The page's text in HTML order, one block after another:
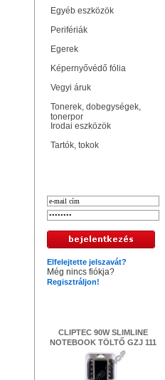
Egyéb eszközök
Perifériák
Egerek
Képernyővédő fólia
Vegyi áruk
Tonerek, dobegységek,
tonerpor
Irodai eszközök
Tartók, tokok
Elfelejtette jelszavát?
Még nincs fiókja?
Regisztráljon!
CLIPTEC 90W SLIMLINE
NOTEBOOK TÖLTŐ GZJ 111